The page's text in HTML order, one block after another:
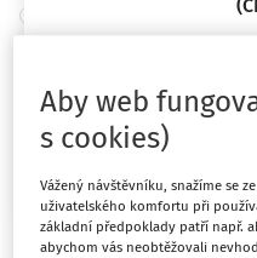
Mgr.
Nemajetková
Ušlý zisk;
Vydáno: 7. 2. 2021
Související dokumenty (1)
Aby web
s cookies)
Vážený návštěvníku, snažíme se
uživatelského komfortu při
základní předpoklady patří např.
abychom vás neobtěžovali